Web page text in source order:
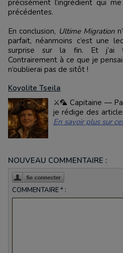
précisément l’ingrédient qui
précédentes.
En conclusion, Ultime Migration
parfait, néanmoins c’est une
surprise sur la fin. Et j’ai
Contrairement à ce que je
n’oublierai pas de sitôt !
Koyolite Tseila
⚔️🦜 Capitaine —
je rédige des
En savoir plus sur
NOUVEAU COMMENTAIRE :
COMMENTAIRE * :